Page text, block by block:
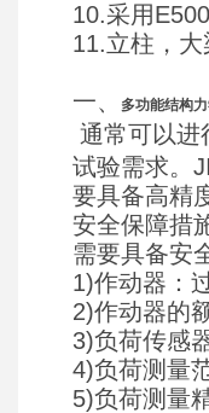
10.采用
11.立柱，
一、 多功能结构
通常可以进
试验需求。
要具备高精
安全保障措
需要具备安
1)作动器：
2)作动器的
3)负荷传感
4)负荷测量
5)负荷测量